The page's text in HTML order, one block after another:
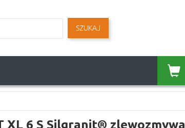
SZUKAJ
XL 6 S Silgranit®